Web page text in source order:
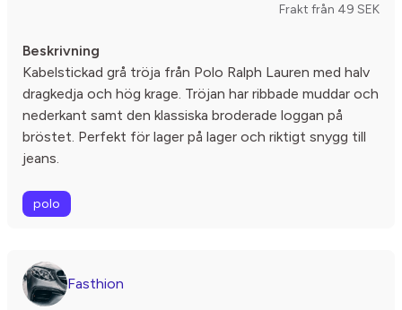
Frakt från 49 SEK
Beskrivning
Kabelstickad grå tröja från Polo Ralph Lauren med halv
dragkedja och hög krage. Tröjan har ribbade muddar och
nederkant samt den klassiska broderade loggan på
bröstet. Perfekt för lager på lager och riktigt snygg till
jeans.
polo
Fasthion